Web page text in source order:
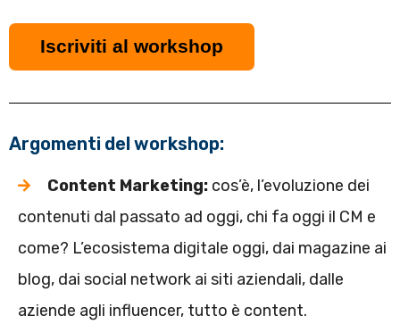
Iscriviti al workshop
Argomenti del workshop:
Content Marketing: cos’è, l’evoluzione dei
contenuti dal passato ad oggi, chi fa oggi il CM e
come? L’ecosistema digitale oggi, dai magazine ai
blog, dai social network ai siti aziendali, dalle
aziende agli influencer, tutto è content.